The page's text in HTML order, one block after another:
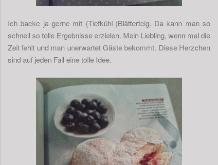
Ich backe ja gerne mit (Tiefkühl-)Blätterteig. Da kann man so
schnell so tolle Ergebnisse erzielen. Mein Liebling, wenn mal die
Zeit fehlt und man unerwartet Gäste bekommt. Diese Herzchen
sind auf jeden Fall eine tolle Idee.